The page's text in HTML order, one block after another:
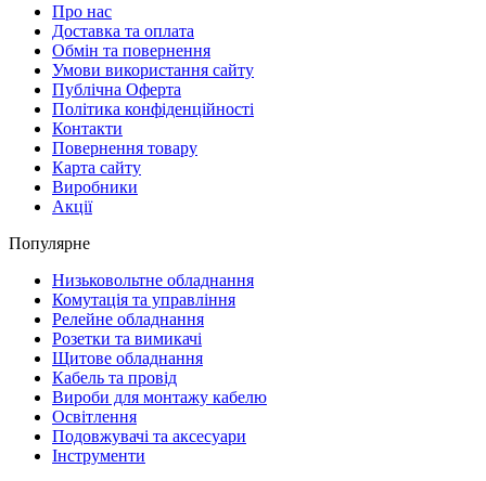
Про нас
Доставка та оплата
Обмін та повернення
Умови використання сайту
Публічна Оферта
Політика конфіденційності
Контакти
Повернення товару
Карта сайту
Виробники
Акції
Популярне
Низьковольтне обладнання
Комутація та управління
Релейне обладнання
Розетки та вимикачі
Щитове обладнання
Кабель та провід
Вироби для монтажу кабелю
Освітлення
Подовжувачі та аксесуари
Інструменти